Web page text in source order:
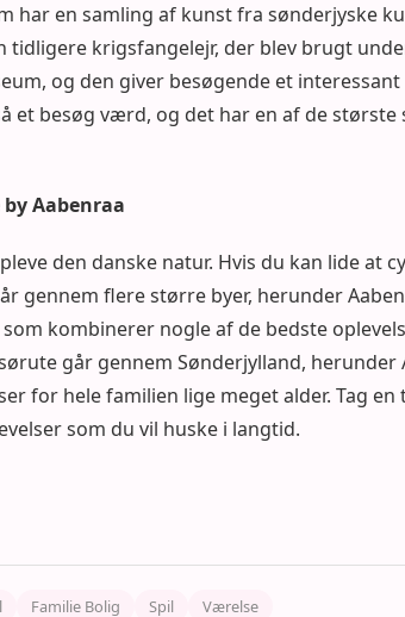
har en samling af kunst fra sønderjyske
tidligere krigsfangelejr, der blev brugt
og den giver besøgende et
et besøg værd, og det har en af de største
Aabenraa
den danske natur. Hvis du kan lide at
gennem flere større byer, herunder
kombinerer nogle af de bedste
går gennem Sønderjylland, herunder
for hele familien lige meget alder. Tag
som du vil huske i langtid.
Familie Bolig Spil Værelse